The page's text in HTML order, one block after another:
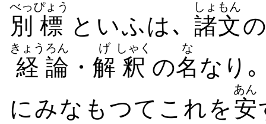
別
べっ
標
ぴょう
といふは､ 諸文
しょもん
経
きょう
論
ろん
・ 解
げ
釈
しゃく
の名
な
なり
にみなもつてこれを 安
あん